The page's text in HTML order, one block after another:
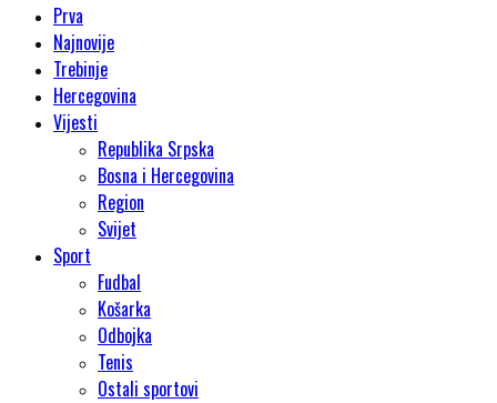
Prva
Najnovije
Trebinje
Hercegovina
Vijesti
Republika Srpska
Bosna i Hercegovina
Region
Svijet
Sport
Fudbal
Košarka
Odbojka
Tenis
Ostali sportovi